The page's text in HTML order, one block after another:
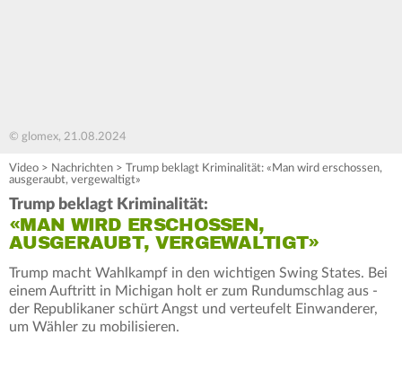
© glomex, 21.08.2024
Video > Nachrichten > Trump beklagt Kriminalität: «Man wird erschossen,
ausgeraubt, vergewaltigt»
Trump beklagt Kriminalität:
«MAN WIRD ERSCHOSSEN,
AUSGERAUBT, VERGEWALTIGT»
Trump macht Wahlkampf in den wichtigen Swing States. Bei
einem Auftritt in Michigan holt er zum Rundumschlag aus -
der Republikaner schürt Angst und verteufelt Einwanderer,
um Wähler zu mobilisieren.